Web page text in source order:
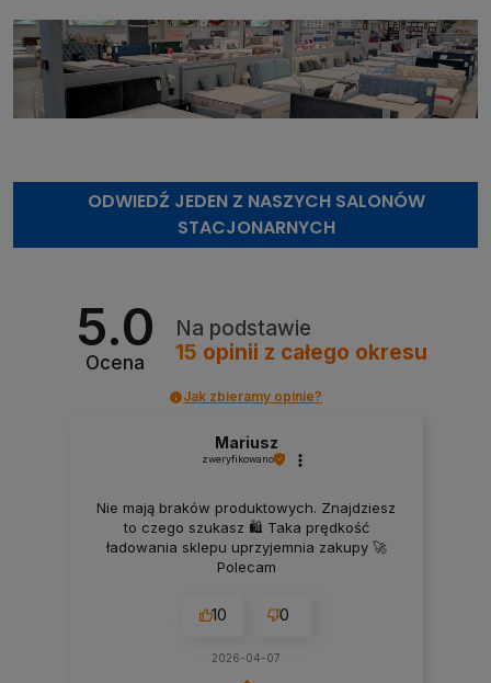
ODWIEDŹ JEDEN Z NASZYCH SALONÓW
STACJONARNYCH
5.0
Ocena
Na podstawie
15 opinii z całego okresu
Jak zbieramy opinie?
Mariusz
zweryfikowano
Nie mają braków produktowych. Znajdziesz
to czego szukasz 🛍️ Taka prędkość
ładowania sklepu uprzyjemnia zakupy 🚀
Polecam
10 0
2026-04-07